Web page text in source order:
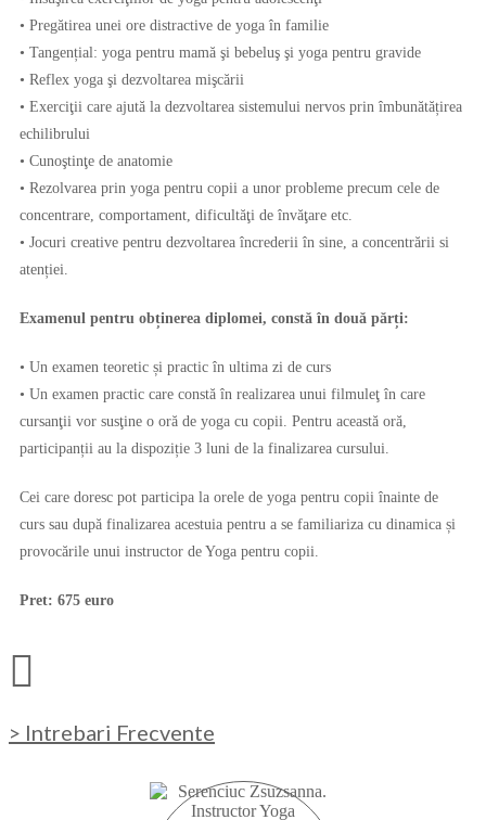
• Pregătirea unei ore distractive de yoga în familie
• Tangențial: yoga pentru mamă şi bebeluş şi yoga pentru gravide
• Reflex yoga şi dezvoltarea mişcării
• Exerciţii care ajută la dezvoltarea sistemului nervos prin îmbunătățirea
echilibrului
• Cunoştinţe de anatomie
• Rezolvarea prin yoga pentru copii a unor probleme precum cele de
concentrare, comportament, dificultăţi de învăţare etc.
• Jocuri creative pentru dezvoltarea încrederii în sine, a concentrării si
atenției.
Examenul pentru obținerea diplomei, constă în două părți:
• Un examen teoretic și practic în ultima zi de curs
• Un examen practic care constă în realizarea unui filmuleţ în care
cursanţii vor susţine o oră de yoga cu copii. Pentru această oră,
participanții au la dispoziție 3 luni de la finalizarea cursului.
Cei care doresc pot participa la orele de yoga pentru copii înainte de
curs sau după finalizarea acestuia pentru a se familiariza cu dinamica și
provocările unui instructor de Yoga pentru copii.
Pret: 675 euro
> Intrebari Frecvente